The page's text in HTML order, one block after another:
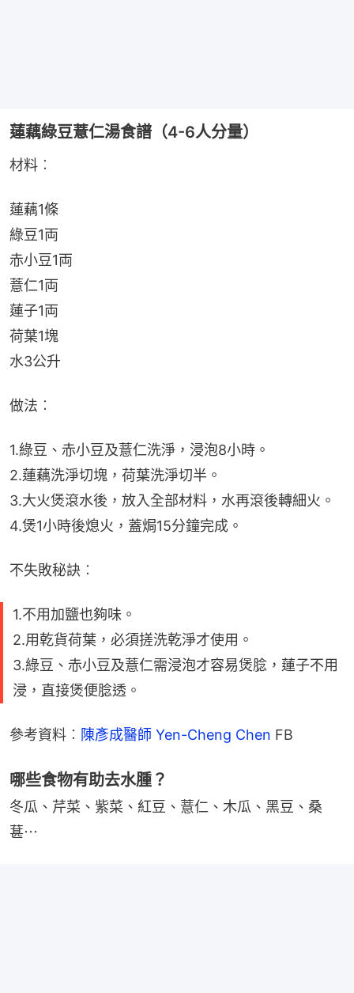
蓮藕綠豆薏仁湯食譜（4-6人分量）
材料︰
蓮藕1條
綠豆1両
赤小豆1両
薏仁1両
蓮子1両
荷葉1塊
水3公升
做法︰
1.綠豆、赤小豆及薏仁洗淨，浸泡8小時。
2.蓮藕洗淨切塊，荷葉洗淨切半。
3.大火煲滾水後，放入全部材料，水再滾後轉細火。
4.煲1小時後熄火，蓋焗15分鐘完成。
不失敗秘訣︰
1.不用加鹽也夠味。
2.用乾貨荷葉，必須搓洗乾淨才使用。
3.綠豆、赤小豆及薏仁需浸泡才容易煲腍，蓮子不用
浸，直接煲便腍透。
參考資料︰ 陳彥成醫師 Yen-Cheng Chen FB
哪些食物有助去水腫？
冬瓜、芹菜、紫菜、紅豆、薏仁、木瓜、黑豆、桑
葚⋯